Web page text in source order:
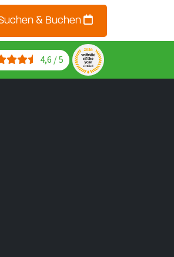
& Buchen
4,6 / 5